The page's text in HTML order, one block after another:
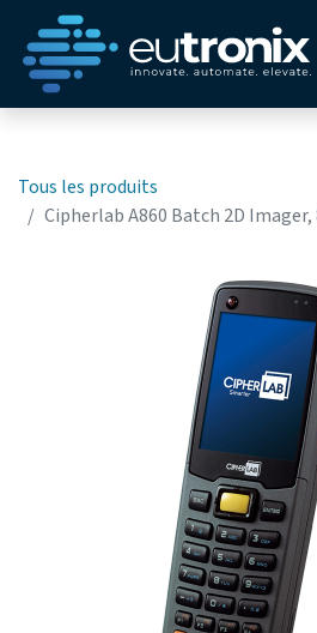
Tous les produits
Cipherlab A860 Batch 2D Imager,